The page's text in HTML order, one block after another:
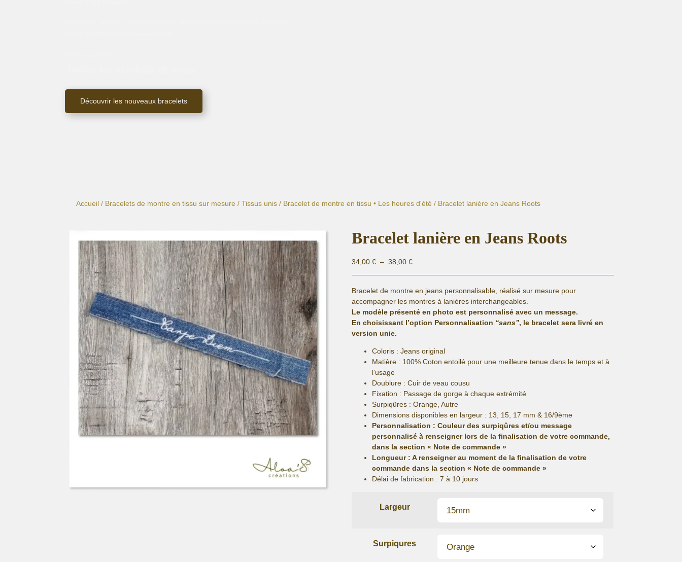
Découvrir les nouveaux bracelets
Accueil / Bracelets de montre en tissu sur mesure /Tissus unis / Bracelet de montre en tissu • Les heures d'été / Bracelet lanière en Jeans Roots
Bracelet lanière en Jeans Roots
34,00€ – 38,00€Plage
34,00 €
à
38,00 €
Bracelet de montre en jeans personnalisable, réalisé sur mesure pour
accompagner les montres à lanières interchangeables.
Le modèle présenté en photo est personnalisé avec un message.
En choisissant l’option Personnalisation “sans”, le bracelet sera livré en
version unie.
Coloris : Jeans original
Matière : 100% Coton entoilé pour une meilleure tenue dans le temps et à
l’usage
Doublure : Cuir de veau cousu
Fixation : Passage de gorge à chaque extrémité
Surpiqûres : Orange, Autre
Dimensions disponibles en largeur : 13, 15, 17 mm & 16/9ème
Personnalisation : Couleur des surpiqûres et/ou message
personnalisé à renseigner lors de la finalisation de votre commande,
dans la section « Note de commande »
Longueur: A renseigner au moment de la finalisation de votre
commande dans la section « Note de commande »
Délai de fabrication : 7 à 10 jours
Largeur
Surpiqures